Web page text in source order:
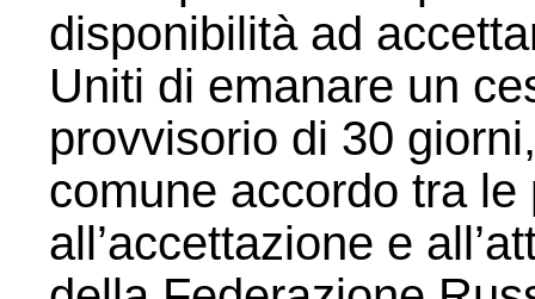
disponibilità ad
Uniti di emanare un
provvisorio di 30
comune accordo tra
all’accettazione e